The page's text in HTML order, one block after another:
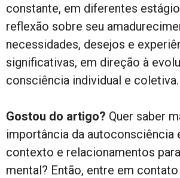
constante, em diferentes
reflexão sobre seu
necessidades, desejos e
significativas, em direção à
consciência individual e coletiva.
Gostou do artigo? Quer saber
importância da autoconsciência
contexto e relacionamentos
mental? Então, entre em